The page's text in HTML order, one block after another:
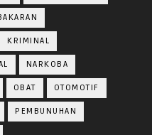
KRIMINAL
NARKOBA
OBAT OTOMOTIF
PEMBUNUHAN